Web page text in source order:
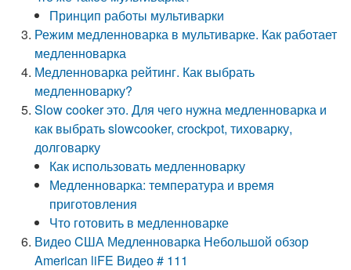
Принцип работы мультиварки
Режим медленноварка в мультиварке. Как работает
медленноварка
Медленноварка рейтинг. Как выбрать
медленноварку?
Slow cooker это. Для чего нужна медленноварка и
как выбрать slowcooker, crockpot, тиховарку,
долговарку
Как использовать медленноварку
Медленноварка: температура и время
приготовления
Что готовить в медленноварке
Видео CША Медленноварка Небольшой обзор
American liFE Видео # 111